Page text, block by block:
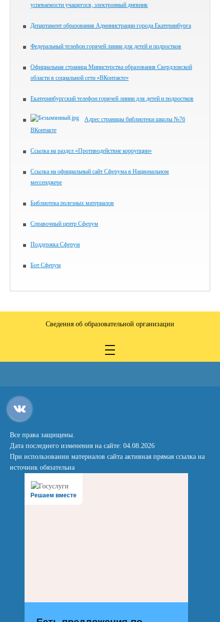
успеваемости учащегося, электронный дневник
Департамент образования Администрации города Екатеринбурга
Федеральный телефон горячей линии для детей и подростков
Официальная страница Министерства образования Свердловской
области в социальной сети «ВКонтакте»
Екатеринбургский телефон горячей линии для детей и подростков
Адрес страницы библиотеки школы №76
ВКонтакте
Ссылка на раздел «Противодействие коррупции»
Ссылка на официальный сайт Сферума в Национальном
мессенджере
Библиотека полезных материалов
Справочный центр Сферум
Поддержка Сферум
Бот Сферум
Сведения об образовательной организации
Все права защищены.
Дата последнего изменения на сайте: 04.08.2026
При использовании материалов сайта активная прямая ссылка на
источник обязательна
Решаем вместе